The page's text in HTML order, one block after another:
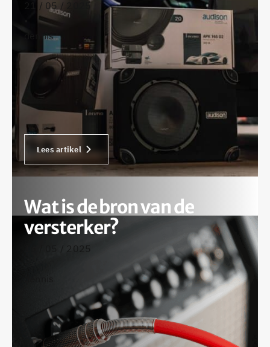
21 / 05 / 2025
dennis
Lees artikel
Wat is de bron van de
versterker?
16 / 05 / 2025